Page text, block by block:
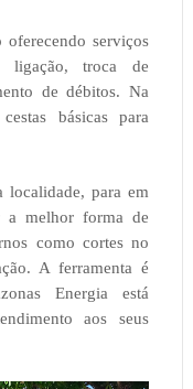
oferecendo serviços
ligação, troca de
de débitos. Na
básicas para
localidade, para em
a melhor forma de
como cortes no
A ferramenta é
Energia está
aos seus